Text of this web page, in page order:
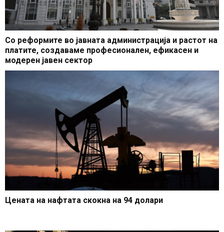
Со реформите во јавната администрација и растот на
платите, создаваме професионален, ефикасен и
модерен јавен сектор
Цената на нафтата скокна на 94 долари